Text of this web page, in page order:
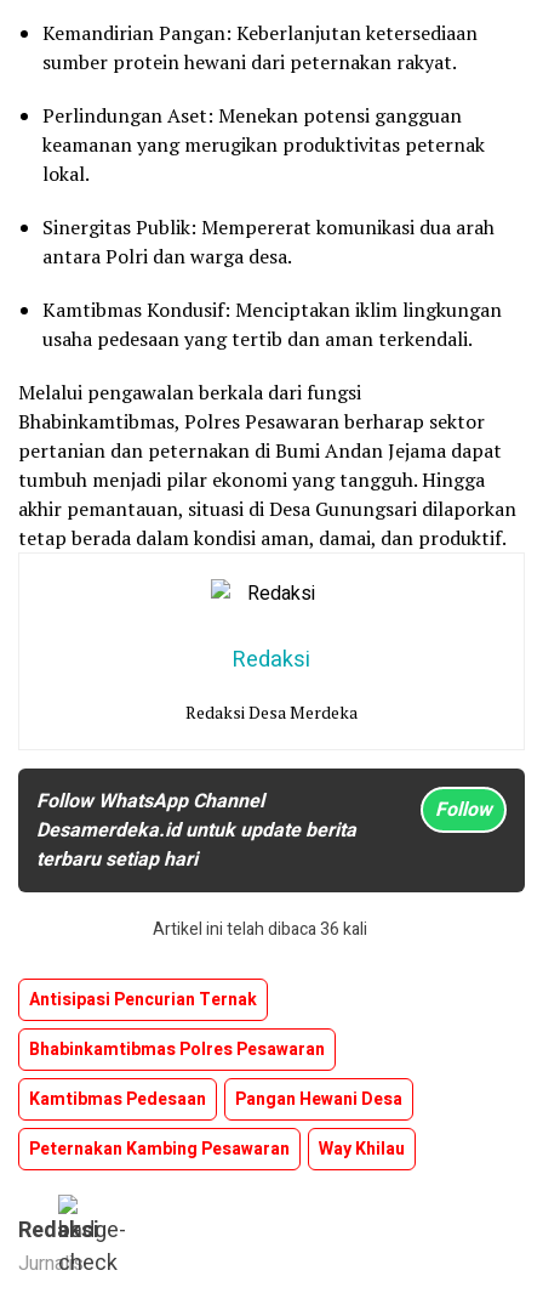
Kemandirian Pangan: Keberlanjutan ketersediaan
sumber protein hewani dari peternakan rakyat.
Perlindungan Aset: Menekan potensi gangguan
keamanan yang merugikan produktivitas peternak
lokal.
Sinergitas Publik: Mempererat komunikasi dua arah
antara Polri dan warga desa.
Kamtibmas Kondusif: Menciptakan iklim lingkungan
usaha pedesaan yang tertib dan aman terkendali.
Melalui pengawalan berkala dari fungsi
Bhabinkamtibmas, Polres Pesawaran berharap sektor
pertanian dan peternakan di Bumi Andan Jejama dapat
tumbuh menjadi pilar ekonomi yang tangguh. Hingga
akhir pemantauan, situasi di Desa Gunungsari dilaporkan
tetap berada dalam kondisi aman, damai, dan produktif.
Redaksi
Redaksi Desa Merdeka
Follow WhatsApp Channel
Desamerdeka.id untuk update berita
terbaru setiap hari
Follow
Artikel ini telah dibaca 36 kali
Antisipasi Pencurian Ternak
Bhabinkamtibmas Polres Pesawaran
Kamtibmas Pedesaan
Pangan Hewani Desa
Peternakan Kambing Pesawaran
Way Khilau
Redaksi
Jurnalis